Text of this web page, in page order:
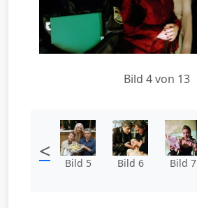
Bild 4 von 13
< Bild 5 Bild 6 Bild 7